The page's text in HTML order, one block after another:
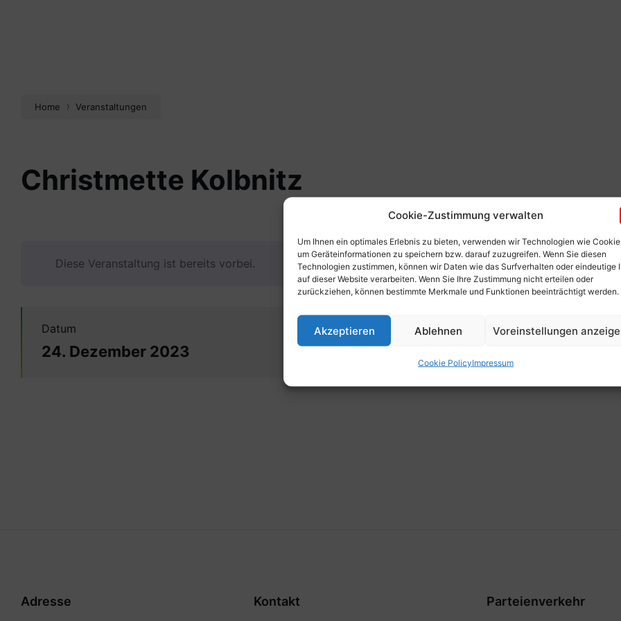
Cookie-Zustimmung verwalten
Um Ihnen ein optimales Erlebnis zu bieten, verwenden wir Technologien wie
um Geräteinformationen zu speichern bzw. darauf zuzugreifen. Wenn Sie diesen
Technologien zustimmen, können wir Daten wie das Surfverhalten oder eindeutige
auf dieser Website verarbeiten. Wenn Sie Ihre Zustimmung nicht erteilen oder
zurückziehen, können bestimmte Merkmale und Funktionen beeinträchtigt werden.
Akzeptieren Ablehnen Voreinstellungen
Cookie PolicyImpressum
Home Veranstaltungen
Christmette Kolbnitz
Diese Veranstaltung ist bereits vorbei.
Datum
24. Dezember 2023
Zeit
Adresse Kontakt Parteienverkehr